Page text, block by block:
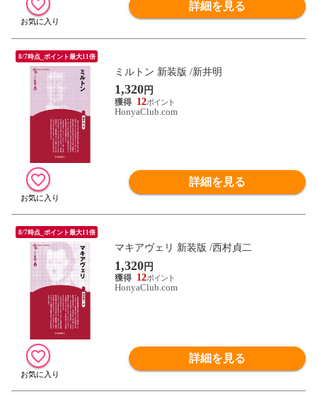
詳細を見る
8/7時点_ポイント最大11倍
ミルトン 新装版 /新井明
1,320円
12
HonyaClub.com
詳細を見る
8/7時点_ポイント最大11倍
マキアヴェリ 新装版 /西村貞二
1,320円
12
HonyaClub.com
詳細を見る